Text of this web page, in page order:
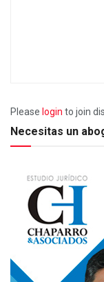
Please login to join
Necesitas un